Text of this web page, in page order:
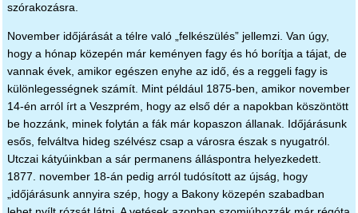
szórakozásra.
November időjárását a télre való „felkészülés” jellemzi. Van úgy,
hogy a hónap közepén már keményen fagy és hó borítja a tájat, de
vannak évek, amikor egészen enyhe az idő, és a reggeli fagy is
különlegességnek számít. Mint például 1875-ben, amikor november
14-én arról írt a Veszprém, hogy az első dér a napokban köszöntött
be hozzánk, minek folytán a fák már kopaszon állanak. Időjárásunk
esős, felváltva hideg szélvész csap a városra észak s nyugatról.
Utczai kátyúinkban a sár permanens álláspontra helyezkedett.
1877. november 18-án pedig arról tudósított az újság, hogy
„időjárásunk annyira szép, hogy a Bakony közepén szabadban